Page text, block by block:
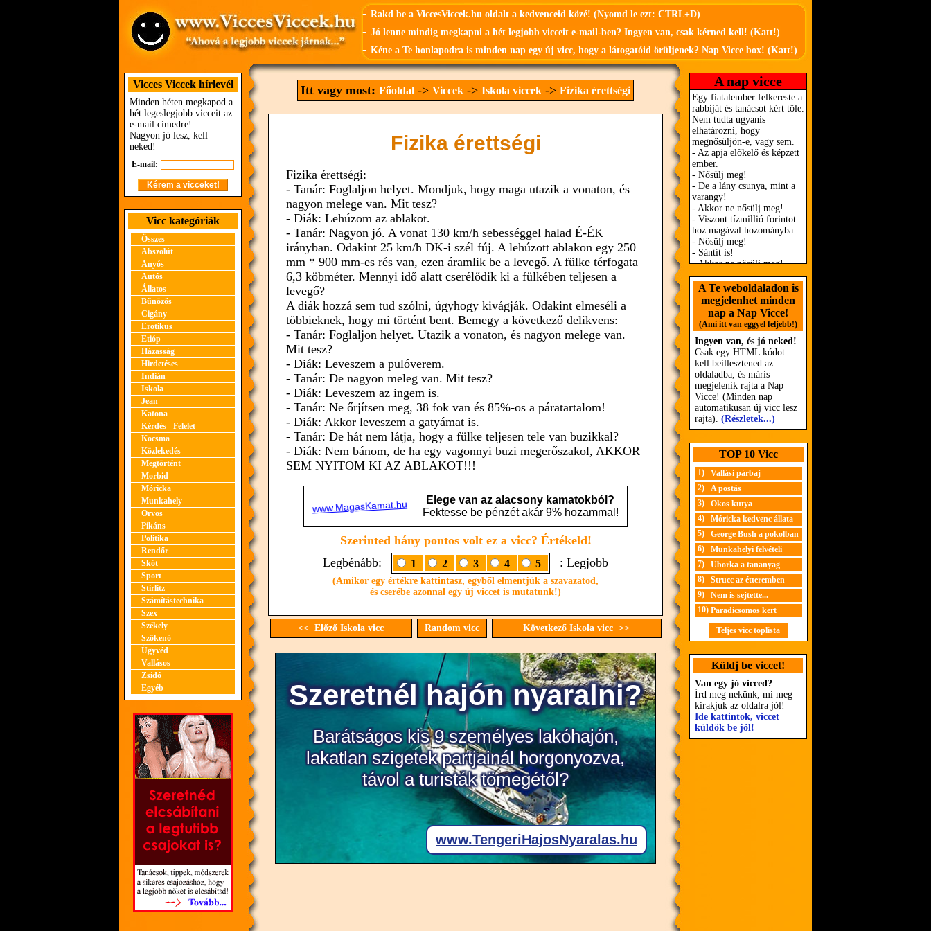
- Rakd be a ViccesViccek.hu oldalt a kedvenceid közé! (Nyomd le ezt: CTRL+D)
- Jó lenne mindig megkapni a hét legjobb vicceit e-mail-ben? Ingyen van, csak kérned kell! (Katt!)
- Kéne a Te honlapodra is minden nap egy új vicc, hogy a látogatóid örüljenek? Nap Vicce box! (Katt!)
Vicces Viccek hírlevél
Minden héten megkapod a
hét legeslegjobb vicceit az
e-mail címedre!
Nagyon jó lesz, kell
neked!
E-mail:
Vicc kategóriák
Összes
Abszolút
Anyós
Autós
Állatos
Bűnözős
Cigány
Erotikus
Etióp
Házasság
Hirdetéses
Indián
Iskola
Jean
Katona
Kérdés - Felelet
Kocsma
Közlekedés
Megtörtént
Morbid
Móricka
Munkahely
Orvos
Pikáns
Politika
Rendőr
Skót
Sport
Stirlitz
Számítástechnika
Szex
Székely
Szőkenő
Ügyvéd
Vallásos
Zsidó
Egyéb
Itt vagy most: Főoldal -> Viccek -> Iskola viccek -> Fizika érettségi
Fizika érettségi
Fizika érettségi:
- Tanár: Foglaljon helyet. Mondjuk, hogy maga utazik a vonaton, és
nagyon melege van. Mit tesz?
- Diák: Lehúzom az ablakot.
- Tanár: Nagyon jó. A vonat 130 km/h sebességgel halad É-ÉK
irányban. Odakint 25 km/h DK-i szél fúj. A lehúzott ablakon egy 250
mm * 900 mm-es rés van, ezen áramlik be a levegő. A fülke térfogata
6,3 köbméter. Mennyi idő alatt cserélődik ki a fülkében teljesen a
levegő?
A diák hozzá sem tud szólni, úgyhogy kivágják. Odakint elmeséli a
többieknek, hogy mi történt bent. Bemegy a következő delikvens:
- Tanár: Foglaljon helyet. Utazik a vonaton, és nagyon melege van.
Mit tesz?
- Diák: Leveszem a pulóverem.
- Tanár: De nagyon meleg van. Mit tesz?
- Diák: Leveszem az ingem is.
- Tanár: Ne őrjítsen meg, 38 fok van és 85%-os a páratartalom!
- Diák: Akkor leveszem a gatyámat is.
- Tanár: De hát nem látja, hogy a fülke teljesen tele van buzikkal?
- Diák: Nem bánom, de ha egy vagonnyi buzi megerőszakol, AKKOR
SEM NYITOM KI AZ ABLAKOT!!!
Szerinted hány pontos volt ez a vicc? Értékeld!
Legbénább:
1 2 3 4 5 : Legjobb
(Amikor egy értékre kattintasz, egyből elmentjük a szavazatod,
és cserébe azonnal egy új viccet is mutatunk!)
<< Előző Iskola vicc Random vicc Következő Iskola vicc >>
A nap vicce
A Te weboldaladon is
megjelenhet minden
nap a Nap Vicce!
(Ami itt van eggyel feljebb!)
Ingyen van, és jó neked!
Csak egy HTML kódot
kell beillesztened az
oldaladba, és máris
megjelenik rajta a Nap
Vicce! (Minden nap
automatikusan új vicc lesz
rajta). (Részletek...)
TOP 10 Vicc
1)
Vallási párbaj
2)
A postás
3)
Okos kutya
4)
Móricka kedvenc állata
5)
George Bush a pokolban
6)
Munkahelyi felvételi
7)
Uborka a tananyag
8)
Strucc az étteremben
9)
Nem is sejtette...
10) Paradicsomos kert
Teljes vicc toplista
Küldj be viccet!
Van egy jó vicced?
Írd meg nekünk, mi meg
kirakjuk az oldalra jól!
Ide kattintok, viccet
küldök be jól!